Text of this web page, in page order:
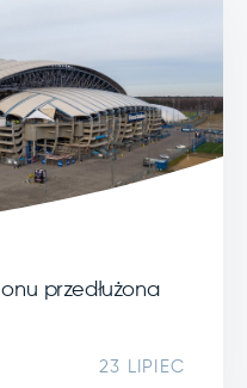
przedłużona
23 LIPIEC